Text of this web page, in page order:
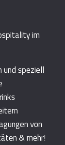
im
und speziell
von
& mehr!